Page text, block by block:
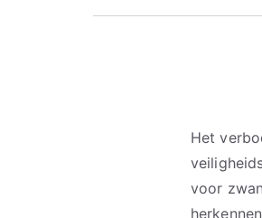
Het
voor